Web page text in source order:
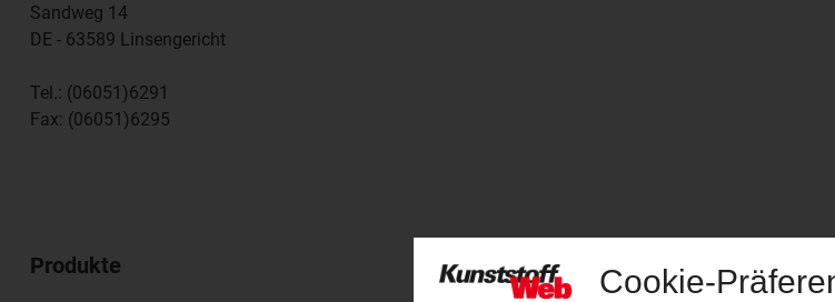
Sandweg 14
DE - 63589 Linsengericht
Tel.: (06051)6291
Fax: (06051)6295
Produkte